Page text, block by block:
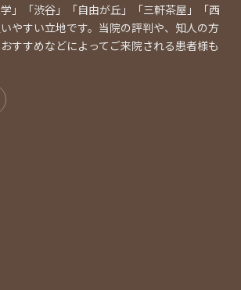
学」「渋谷」「自由が丘」「三軒茶屋」「西
やすい立地です。当院の評判や、知人の方
すすめなどによってご来院される患者様も